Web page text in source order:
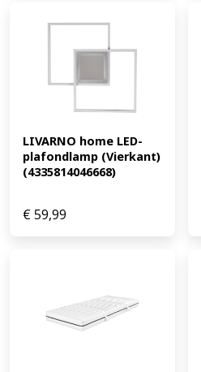
LIVARNO home LED-
plafondlamp (Vierkant)
(4335814046668)
€59,99